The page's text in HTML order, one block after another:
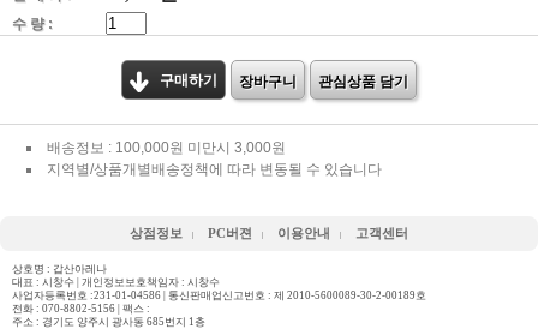
수 량 :
구매하기 장바구니 관심상품 담기
배송정보 : 100,000원 미만시 3,000원
지역별/상품개별배송정책에 따라 변동될 수 있습니다
상점정보 PC버젼 이용안내 고객센터
상호명 : 갑산아레나
대표 : 시창수 | 개인정보보호책임자 : 시창수
사업자등록번호 :231-01-04586 | 통신판매업신고번호 : 제 2010-5600089-30-2-00189호
전화 : 070-8802-5156 | 팩스 :
주소 : 경기도 양주시 광사동 685번지 1층